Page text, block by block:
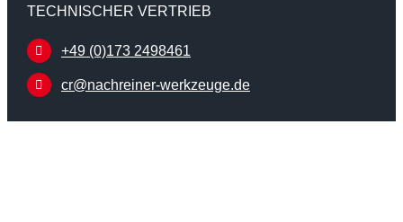
TECHNISCHER VERTRIEB
+49 (0)173 2498461
cr@nachreiner-werkzeuge.de